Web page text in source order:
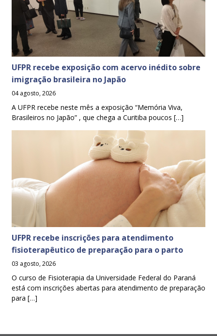
UFPR recebe exposição com acervo inédito sobre
imigração brasileira no Japão
04 agosto, 2026
A UFPR recebe neste mês a exposição “Memória Viva,
Brasileiros no Japão” , que chega a Curitiba poucos […]
UFPR recebe inscrições para atendimento
fisioterapêutico de preparação para o parto
03 agosto, 2026
O curso de Fisioterapia da Universidade Federal do Paraná
está com inscrições abertas para atendimento de preparação
para […]